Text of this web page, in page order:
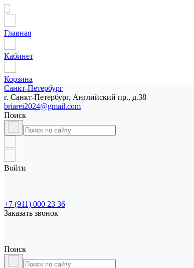
Главная
Кабинет
Корзина
Санкт-Петербург
г. Санкт-Петербург, Английский пр., д.38
briarei2024@gmail.com
Поиск
Войти
+7 (911) 000 23 36
Заказать звонок
Поиск